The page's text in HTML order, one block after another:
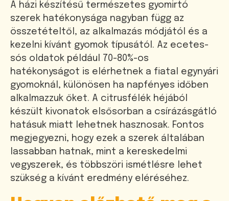
A házi készítésű természetes gyomirtó
szerek hatékonysága nagyban függ az
összetételtől, az alkalmazás módjától és a
kezelni kívánt gyomok típusától. Az ecetes-
sós oldatok például 70-80%-os
hatékonyságot is elérhetnek a fiatal egynyári
gyomoknál, különösen ha napfényes időben
alkalmazzuk őket. A citrusfélék héjából
készült kivonatok elsősorban a csírázásgátló
hatásuk miatt lehetnek hasznosak. Fontos
megjegyezni, hogy ezek a szerek általában
lassabban hatnak, mint a kereskedelmi
vegyszerek, és többszöri ismétlésre lehet
szükség a kívánt eredmény eléréséhez.